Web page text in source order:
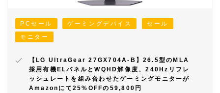
PCセール ゲーミングデバイス
セール
モニター
【LG UltraGear 27GX704A-B】26.5型のMLA
採用有機ELパネルとWQHD解像度、240Hzリフレ
ッシュレートを組み合わせたゲーミングモニターが
Amazonにて25%OFFの59,800円